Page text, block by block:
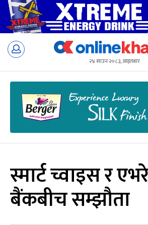
Skip
२४ साउन २०८३, आइतबार
स्मार्ट च्वाइस र
बैंकबीच सम्झौता